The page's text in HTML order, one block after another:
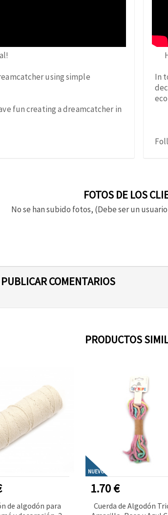
using simple
fun creating a dreamcatcher in
In
FOTOS DE LOS
No se han subido fotos, (Debe ser un
COMENTARIOS
PRODUCTOS
de algodón para
NUEVO
1.70 €
Cuerda de Algodón